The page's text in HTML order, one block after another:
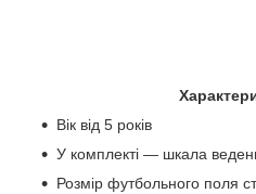
Вік від 5 років
У комплекті — шкала
Розмір футбольного поля